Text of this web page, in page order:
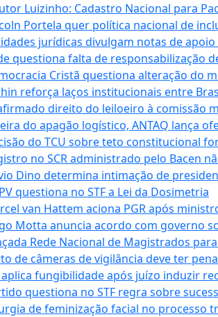
Luizinho: Cadastro Nacional para
Portela quer política nacional de
jurídicas divulgam notas de
questiona falta de responsabilização
Cristã questiona alteração do
reforça laços institucionais entre
direito do leiloeiro à comissão
do apagão logístico, ANTAQ lança
do TCU sobre teto constitucional
no SCR administrado pelo Bacen
Dino determina intimação de
questiona no STF a Lei da Dosimetria
van Hattem aciona PGR após
Motta anuncia acordo com governo
Rede Nacional de Magistrados
de câmeras de vigilância deve ter
aplica fungibilidade após juízo induzir
questiona no STF regra sobre
de feminização facial no processo